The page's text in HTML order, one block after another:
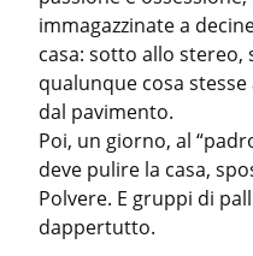
immagazzinate a
casa: sotto allo
qualunque cosa
dal pavimento.
Poi, un giorno, al
deve pulire la casa,
Polvere. E gruppi di
dappertutto.